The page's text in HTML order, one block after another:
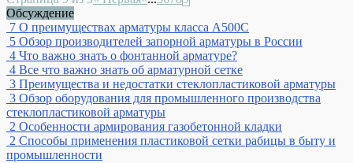
Обсуждение
7 О преимуществах арматуры класса А500С
5 Обзор производителей запорной арматуры в России
4 Что важно знать о фонтанной арматуре?
4 Все что важно знать об арматурной сетке
3 Преимущества и недостатки стеклопластиковой арматуры
3 Обзор оборудования для промышленного производства
стеклопластиковой арматуры
2 Особенности армирования газобетонной кладки
2 Способы применения пластиковой сетки рабицы в быту и
промышленности